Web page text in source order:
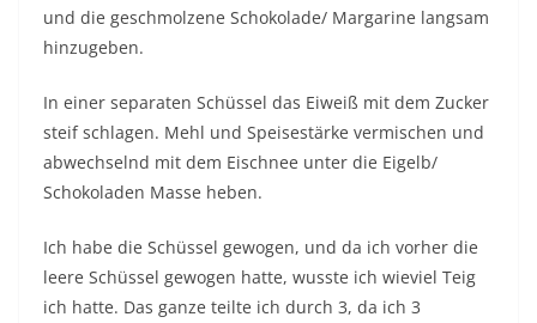
und die geschmolzene Schokolade/ Margarine langsam
hinzugeben.
In einer separaten Schüssel das Eiweiß mit dem Zucker
steif schlagen. Mehl und Speisestärke vermischen und
abwechselnd mit dem Eischnee unter die Eigelb/
Schokoladen Masse heben.
Ich habe die Schüssel gewogen, und da ich vorher die
leere Schüssel gewogen hatte, wusste ich wieviel Teig
ich hatte. Das ganze teilte ich durch 3, da ich 3